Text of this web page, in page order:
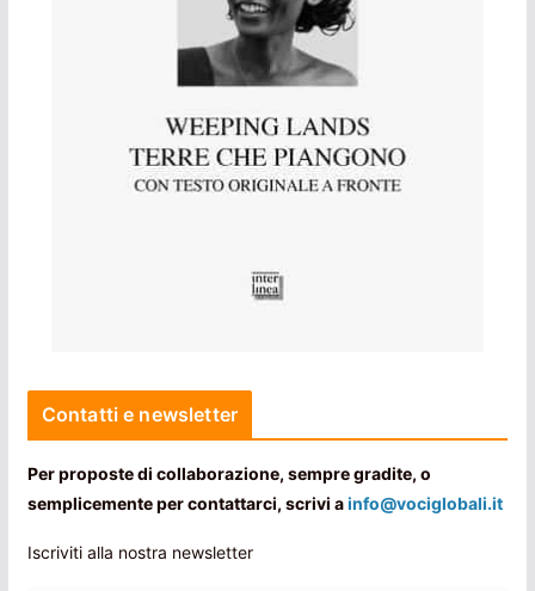
Contatti e newsletter
Per proposte di collaborazione, sempre gradite, o
semplicemente per contattarci, scrivi ainfo@vociglobali.it
Iscriviti alla nostra newsletter